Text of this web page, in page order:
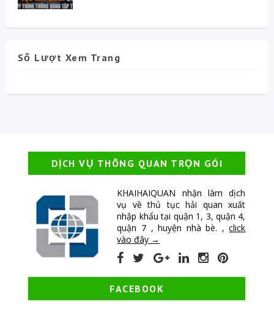
Số Lượt Xem Trang
DỊCH VỤ THÔNG QUAN TRỌN GÓI
KHAIHAIQUAN nhận làm dịch
vụ về thủ tục hải quan xuất
nhập khẩu tại quận 1, 3, quận 4,
quận 7 , huyện nhà bè. ,click
vào đây →
FACEBOOK